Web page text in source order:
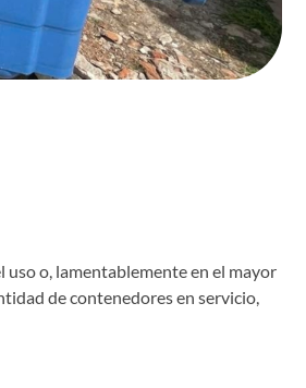
o, lamentablemente en el mayor
de contenedores en servicio,